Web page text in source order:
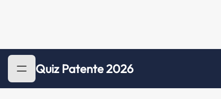
Quiz Patente 2026